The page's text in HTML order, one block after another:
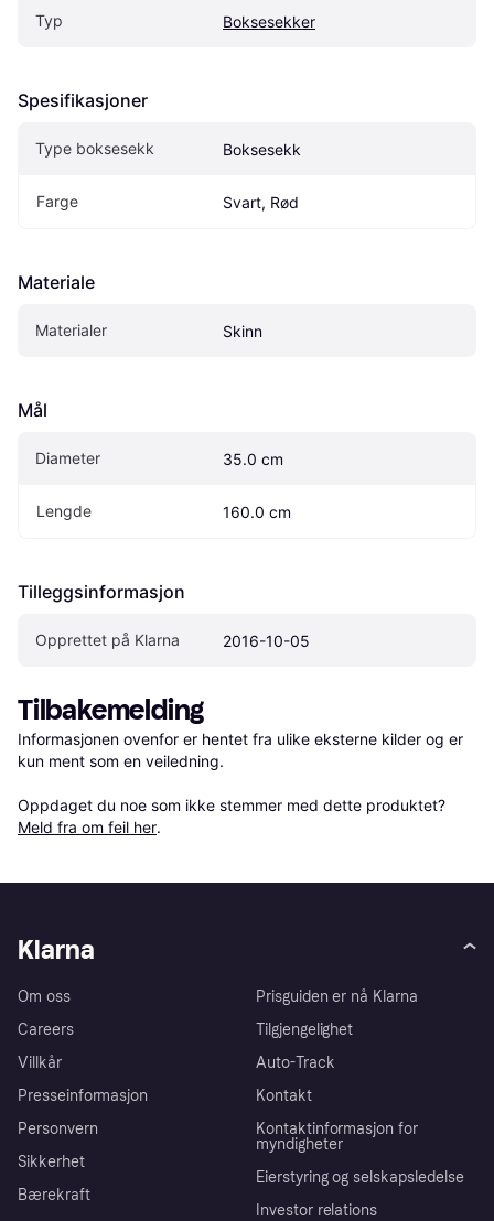
Typ Boksesekker
Spesifikasjoner
Type boksesekk Boksesekk
Farge Svart, Rød
Materiale
Materialer Skinn
Mål
Diameter 35.0 cm
Lengde 160.0 cm
Tilleggsinformasjon
Opprettet på Klarna 2016-10-05
Tilbakemelding
Informasjonen ovenfor er hentet fra ulike eksterne kilder og er
kun ment som en veiledning.
Oppdaget du noe som ikke stemmer med dette produktet?
Meld fra om feil her.
Klarna
Om oss
Careers
Villkår
Presseinformasjon
Personvern
Sikkerhet
Bærekraft
Prisguiden er nå Klarna
Tilgjengelighet
Auto-Track
Kontakt
Kontaktinformasjon for
myndigheter
Eierstyring og selskapsledelse
Investor relations